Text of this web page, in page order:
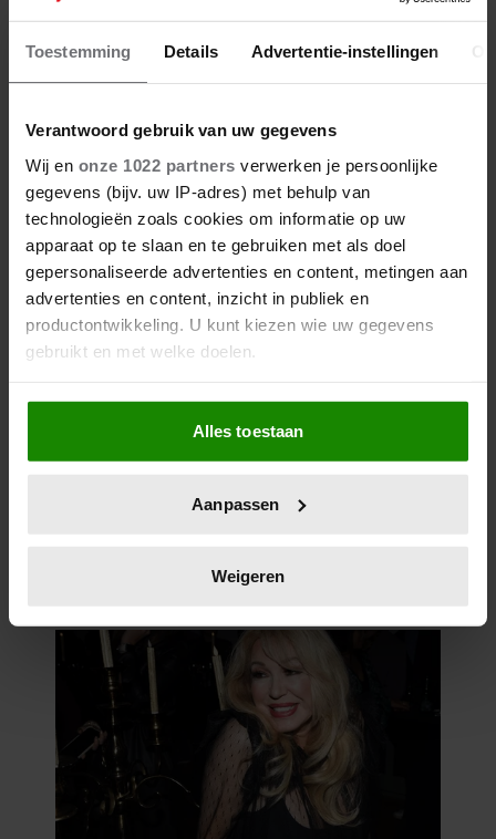
Toestemming Details Advertentie-instellingen
Verantwoord gebruik van uw gegevens
Wij en onze 1022 partners verwerken je persoonlijke
gegevens (bijv. uw IP-adres) met behulp van
technologieën zoals cookies om informatie op uw
apparaat op te slaan en te gebruiken met als doel
gepersonaliseerde advertenties en content, metingen aan
advertenties en content, inzicht in publiek en
productontwikkeling. U kunt kiezen wie uw gegevens
gebruikt en met welke doelen.
Als u het toestaat, willen we ook graag:
Informatie verzamelen over uw geografische
locatie, die tot een paar meter nauwkeurig kan zijn
scannen op specifieke eigenschappen (fingerprinting)
verwerkt en stel uw voorkeuren in het
intrekken in de Cookieverklaring.
We gebruiken cookies om content en advertenties te
personaliseren, om functies voor social media te bieden
en om ons websiteverkeer te analyseren. Ook delen we
informatie over uw gebruik van onze site met onze
partners voor social media, adverteren en analyse. Deze
partners kunnen deze gegevens combineren met andere
Alles toestaan
Aanpassen
Weigeren
31 december 2024
ROB KEMPS VOELT ZICH
GEZEGEND: ‘MET DE KINDEREN
EN DE LIEFDE GAAT HET